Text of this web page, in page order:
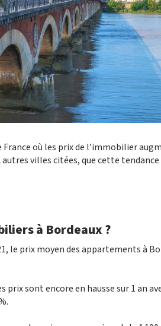
France où les prix de l’immobilier
villes citées, que cette
à Bordeaux ?
le prix moyen des appartements à
sont encore en hausse sur 1 an